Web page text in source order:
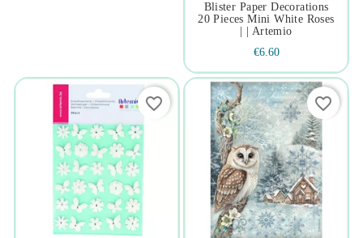
Blister Paper Decorations
20 Pieces Mini White Roses
| | Artemio
€6.60
favorite_border favorite_border